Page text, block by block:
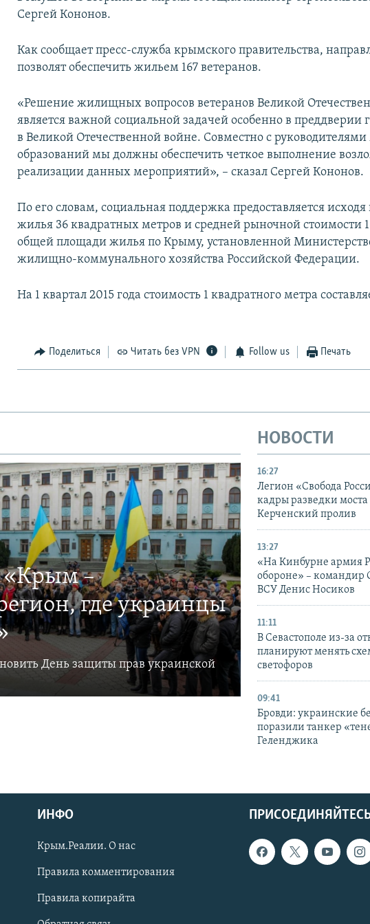
Сергей Кононов.
Как сообщает пресс-служба крымского правительства,
позволят обеспечить жильем 167 ветеранов.
«Решение жилищных вопросов ветеранов Великой
является важной социальной задачей особенно в
в Великой Отечественной войне. Совместно с
образований мы должны обеспечить четкое выполнение
реализации данных мероприятий», – сказал Сергей Кононов.
По его словам, социальная поддержка предоставляется
жилья 36 квадратных метров и средней рыночной стоимости
общей площади жилья по Крыму, установленной
жилищно-коммунального хозяйства Российской Федерации.
На 1 квартал 2015 года стоимость 1 квадратного метра
Поделиться Читать без VPN Follow us Печать
–
где украинцы
День защиты прав украинской
НОВОСТИ
16:27
Легион «Свобода
кадры разведки моста
Керченский пролив
13:27
«На Кинбурне армия
обороне» – командир
ВСУ Денис Носиков
11:11
В Севастополе из-за
планируют менять
светофоров
09:41
Бровди: украинские
поразили танкер
Геленджика
ИНФО
Крым.Реалии. О нас
Правила комментирования
Правила копирайта